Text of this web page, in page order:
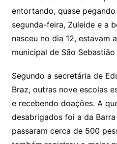
entortando, quase pegando
segunda-feira, Zuleide e a
nasceu no dia 12, estavam
municipal de São
Segundo a secretária de
Braz, outras nove escolas
e recebendo doações. A
desabrigados foi a da
passaram cerca de 500